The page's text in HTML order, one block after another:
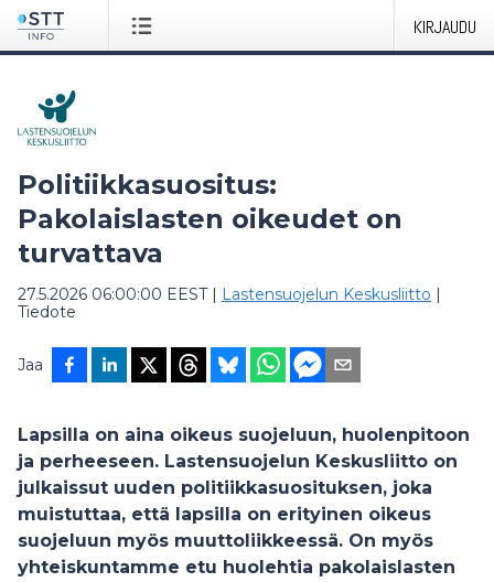
KIRJAUDU
Politiikkasuositus:
Pakolaislasten oikeudet on
turvattava
27.5.2026 06:00:00 EEST| Lastensuojelun Keskusliitto |
Tiedote
Jaa
Lapsilla on aina oikeus suojeluun, huolenpitoon
ja perheeseen. Lastensuojelun Keskusliitto on
julkaissut uuden politiikkasuosituksen, joka
muistuttaa, että lapsilla on erityinen oikeus
suojeluun myös muuttoliikkeessä. On myös
yhteiskuntamme etu huolehtia pakolaislasten